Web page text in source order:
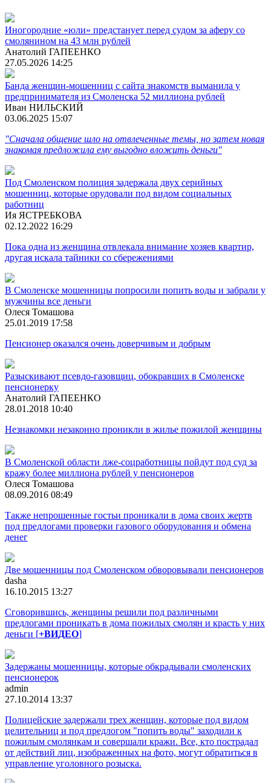
Иногородние «юли» предстанует перед судом за аферу со
смолянином на 43 млн рублей
Анатолий ГАПЕЕНКО
27.05.2026 14:25
Банда женщин-мошенниц с сайта знакомств выманила у
предпринимателя из Смоленска 52 миллиона рублей
Иван НИЛЬСКИЙ
03.06.2025 15:07
"Сначала общение шло на отвлеченные темы, но затем новая
знакомая предложила ему выгодно вложить деньги"
Под Смоленском полиция задержала двух серийных
мошенниц, которые орудовали под видом социальных
работниц
Ия ЯСТРЕБКОВА
02.12.2022 16:29
Пока одна из женщина отвлекала внимание хозяев квартир,
другая искала тайники со сбережениями
В Смоленске мошенницы попросили попить воды и забрали у
мужчины все деньги
Олеся Томашова
25.01.2019 17:58
Пенсионер оказался очень доверчивым и добрым
Разыскивают псевдо-газовщиц, обокравших в Смоленске
пенсионерку
Анатолий ГАПЕЕНКО
28.01.2018 10:40
Незнакомки незаконно проникли в жилье пожилой женщины
В Смоленской области лже-соцработницы пойдут под суд за
кражу более миллиона рублей у пенсионеров
Олеся Томашова
08.09.2016 08:49
Также непрошенные гостьи проникали в дома своих жертв
под предлогами проверки газового оборудования и обмена
денег
Две мошенницы под Смоленском обворовывали пенсионеров
dasha
16.10.2015 13:27
Сговорившись, женщины решили под различными
предлогами проникать в дома пожилых смолян и красть у них
деньги [+ВИДЕО]
Задержаны мошенницы, которые обкрадывали смоленских
пенсионерок
admin
27.10.2014 13:37
Полицейские задержали трех женщин, которые под видом
целительниц и под предлогом "попить воды" заходили к
пожилым смолянкам и совершали кражи. Все, кто пострадал
от действий лиц, изображенных на фото, могут обратиться в
управление уголовного розыска.